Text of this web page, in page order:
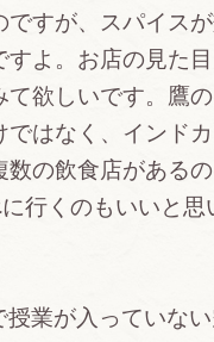
ですが、スパイス
すよ。お店の見た
て欲しいです。鷹
ではなく、インド
数の飲食店があるの
行くのもいいと思
業が入っていな